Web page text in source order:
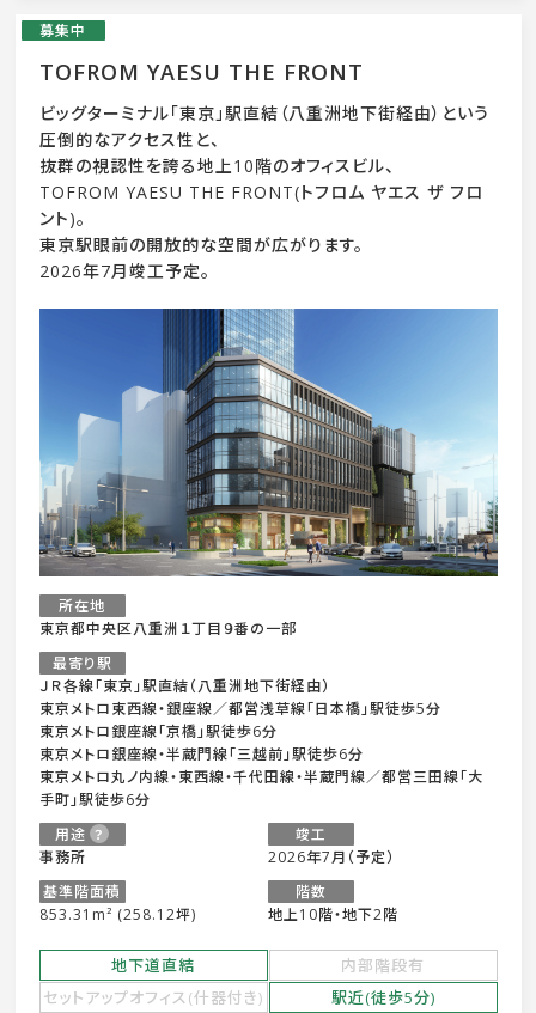
募集中
TOFROM YAESU THE FRONT
ビッグターミナル「東京」駅直結（八重洲地下街経由）という
圧倒的なアクセス性と、
抜群の視認性を誇る地上10階のオフィスビル、
TOFROM YAESU THE FRONT(トフロム ヤエス ザ フロ
ント)。
東京駅眼前の開放的な空間が広がります。
2026年7月竣工予定。
所在地
東京都中央区八重洲１丁目９番の一部
最寄り駅
ＪＲ各線「東京」駅直結（八重洲地下街経由）
東京メトロ東西線・銀座線／都営浅草線「日本橋」駅徒歩5分
東京メトロ銀座線「京橋」駅徒歩6分
東京メトロ銀座線・半蔵門線「三越前」駅徒歩6分
東京メトロ丸ノ内線・東西線・千代田線・半蔵門線／都営三田線「大
手町」駅徒歩6分
用途
事務所
竣工
2026年7月（予定）
基準階面積
853.31m² (258.12坪)
階数
地上10階・地下2階
地下道直結
内部階段有
セットアップオフィス(什器付き)
駅近(徒歩5分)